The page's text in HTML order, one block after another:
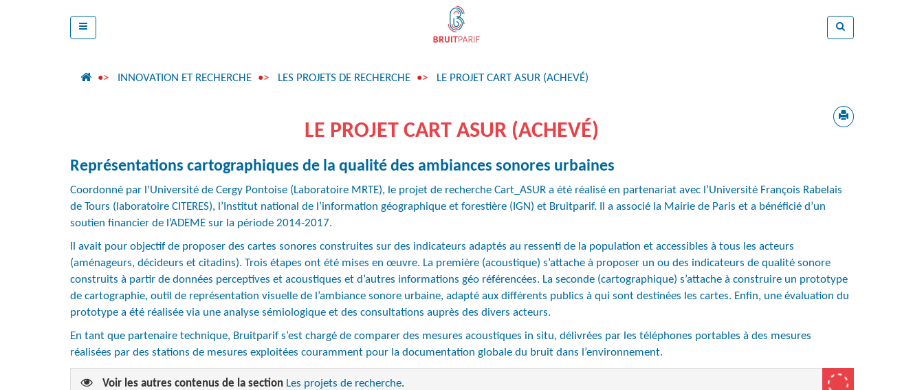
INNOVATION ET RECHERCHE LES PROJETS DE RECHERCHE LE PROJET CART ASUR (ACHEVÉ)
LE PROJET CART ASUR (ACHEVÉ)
Représentations cartographiques de la qualité des ambiances sonores urbaines
Coordonné par l'Université de Cergy Pontoise (Laboratoire MRTE), le projet de recherche Cart_ASUR a été réalisé en partenariat avec l’Université François Rabelais
de Tours (laboratoire CITERES), l’Institut national de l’information géographique et forestière (IGN) et Bruitparif. Il a associé la Mairie de Paris et a bénéficié d’un
soutien financier de l’ADEME sur la période 2014-2017.
Il avait pour objectif de proposer des cartes sonores construites sur des indicateurs adaptés au ressenti de la population et accessibles à tous les acteurs
(aménageurs, décideurs et citadins). Trois étapes ont été mises en œuvre. La première (acoustique) s’attache à proposer un ou des indicateurs de qualité sonore
construits à partir de données perceptives et acoustiques et d’autres informations géo référencées. La seconde (cartographique) s’attache à construire un prototype
de cartographie, outil de représentation visuelle de l’ambiance sonore urbaine, adapté aux différents publics à qui sont destinées les cartes. Enfin, une évaluation du
prototype a été réalisée via une analyse sémiologique et des consultations auprès des divers acteurs.
En tant que partenaire technique, Bruitparif s’est chargé de comparer des mesures acoustiques in situ, délivrées par les téléphones portables à des mesures
réalisées par des stations de mesures exploitées couramment pour la documentation globale du bruit dans l’environnement.
Voir les autres contenus de la section Les projets de recherche.